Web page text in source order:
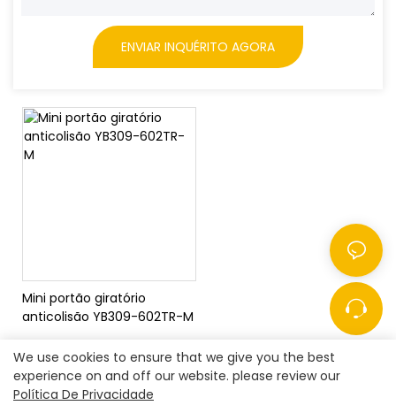
ENVIAR INQUÉRITO AGORA
Mini portão giratório
anticolisão YB309-602TR-M
We use cookies to ensure that we give you the best
experience on and off our website. please review our
Política De Privacidade